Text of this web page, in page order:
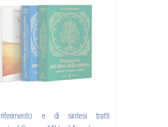
e di sintesi tratti